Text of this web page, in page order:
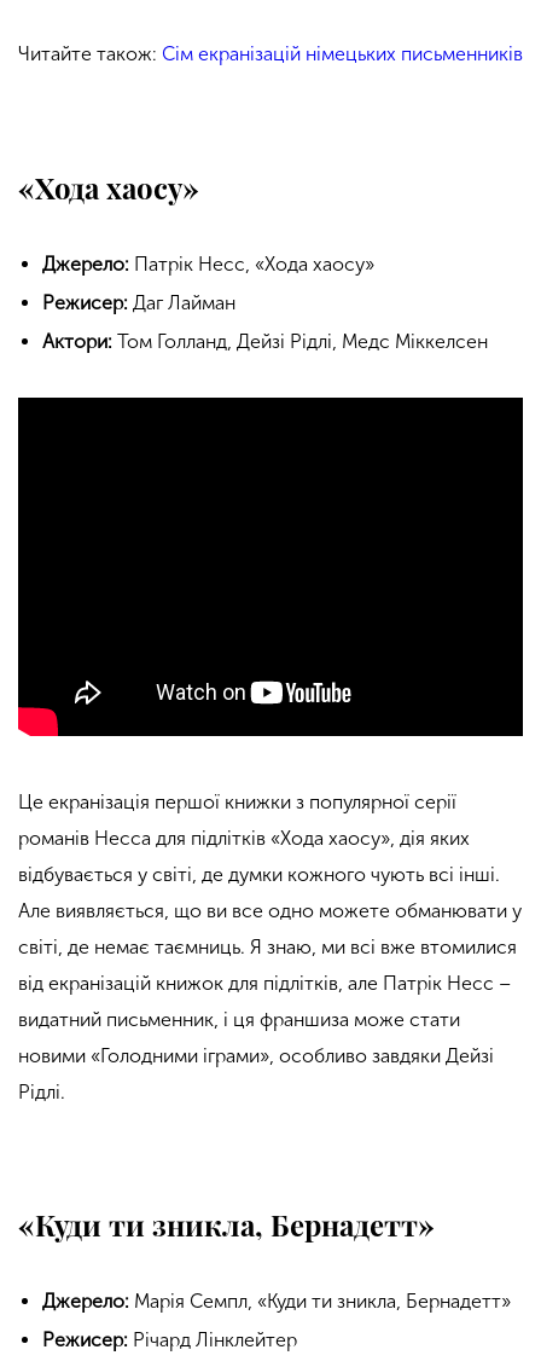
Читайте також: Сім екранізацій німецьких письменників
«Хода хаосу»
Джерело: Патрік Несс, «Хода хаосу»
Режисер: Даг Лайман
Актори: Том Голланд, Дейзі Рідлі, Медс Міккелсен
Це екранізація першої книжки з популярної серії
романів Несса для підлітків «Хода хаосу», дія яких
відбувається у світі, де думки кожного чують всі інші.
Але виявляється, що ви все одно можете обманювати у
світі, де немає таємниць. Я знаю, ми всі вже втомилися
від екранізацій книжок для підлітків, але Патрік Несс –
видатний письменник, і ця франшиза може стати
новими «Голодними іграми», особливо завдяки Дейзі
Рідлі.
«Куди ти зникла, Бернадетт»
Джерело: Марія Семпл, «Куди ти зникла, Бернадетт»
Режисер: Річард Лінклейтер